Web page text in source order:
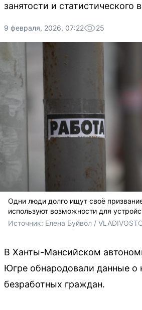
занятости и статистического
9 февраля, 2026, 07:22 25
Одни люди долго ищут своё
используют возможности для
Источник: Елена Буйвол /
В Ханты-Мансийском
Югре обнародовали данные о
безработных граждан.